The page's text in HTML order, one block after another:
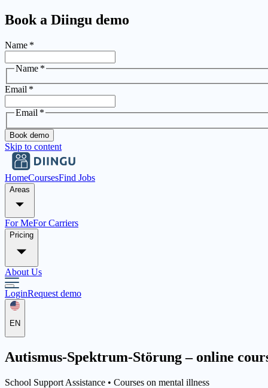
Book a Diingu demo
Name *
Name *
Email *
Email *
Book demo
Skip to content
HomeCoursesFind Jobs
Areas
For MeFor Carriers
Pricing
About Us
LoginRequest demo
EN
Autismus-Spektrum-Störung – online
School Support Assistance • Courses on mental illness